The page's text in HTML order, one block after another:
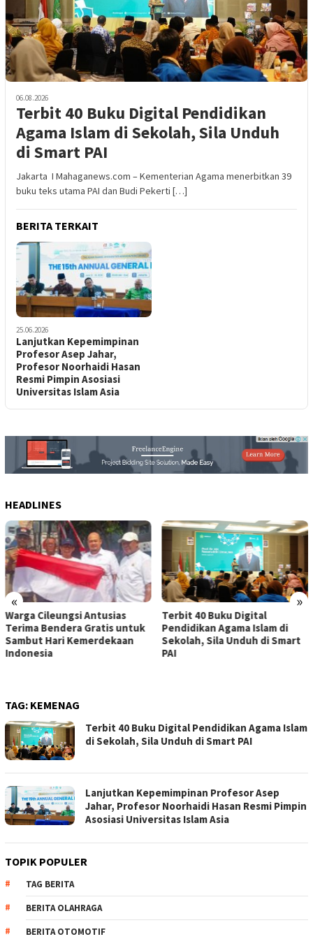
06.08.2026
Terbit 40 Buku Digital Pendidikan
Agama Islam di Sekolah, Sila Unduh
di Smart PAI
Jakarta I Mahaganews.com – Kementerian Agama menerbitkan 39
buku teks utama PAI dan Budi Pekerti […]
BERITA TERKAIT
25.06.2026
Lanjutkan Kepemimpinan
Profesor Asep Jahar,
Profesor Noorhaidi Hasan
Resmi Pimpin Asosiasi
Universitas Islam Asia
HEADLINES
« »
Warga Cileungsi Antusias
Terima Bendera Gratis untuk
Sambut Hari Kemerdekaan
Indonesia
Terbit 40 Buku Digital
Pendidikan Agama Islam di
Sekolah, Sila Unduh di Smart
PAI
TAG: KEMENAG
Terbit 40 Buku Digital Pendidikan Agama Islam
di Sekolah, Sila Unduh di Smart PAI
Lanjutkan Kepemimpinan Profesor Asep
Jahar, Profesor Noorhaidi Hasan Resmi Pimpin
Asosiasi Universitas Islam Asia
TOPIK POPULER
TAG BERITA
BERITA OLAHRAGA
BERITA OTOMOTIF